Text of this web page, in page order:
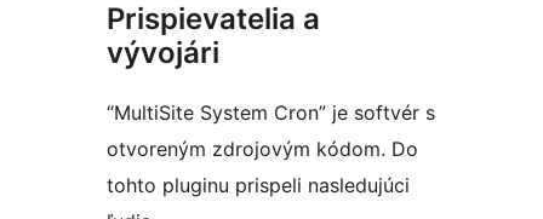
Prispievatelia a
vývojári
“MultiSite System Cron” je softvér s
otvoreným zdrojovým kódom. Do
tohto pluginu prispeli nasledujúci